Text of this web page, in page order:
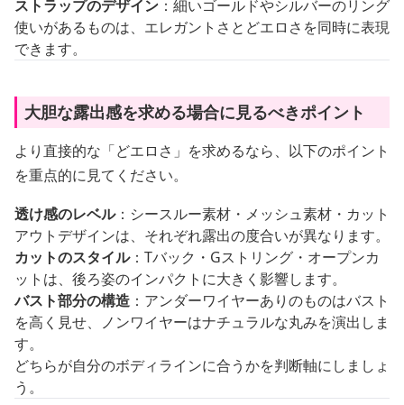
ストラップのデザイン ：細いゴールドやシルバーのリング
使いがあるものは、エレガントさとどエロさを同時に表現
できます。
大胆な露出感を求める場合に見るべきポイント
より直接的な「どエロさ」を求めるなら、以下のポイント
を重点的に見てください。
透け感のレベル：シースルー素材・メッシュ素材・カット
アウトデザインは、それぞれ露出の度合いが異なります。
カットのスタイル：Tバック・Gストリング・オープンカ
ットは、後ろ姿のインパクトに大きく影響します。
バスト部分の構造 ：アンダーワイヤーありのものはバスト
を高く見せ、ノンワイヤーはナチュラルな丸みを演出しま
す。
どちらが自分のボディラインに合うかを判断軸にしましょ
う。